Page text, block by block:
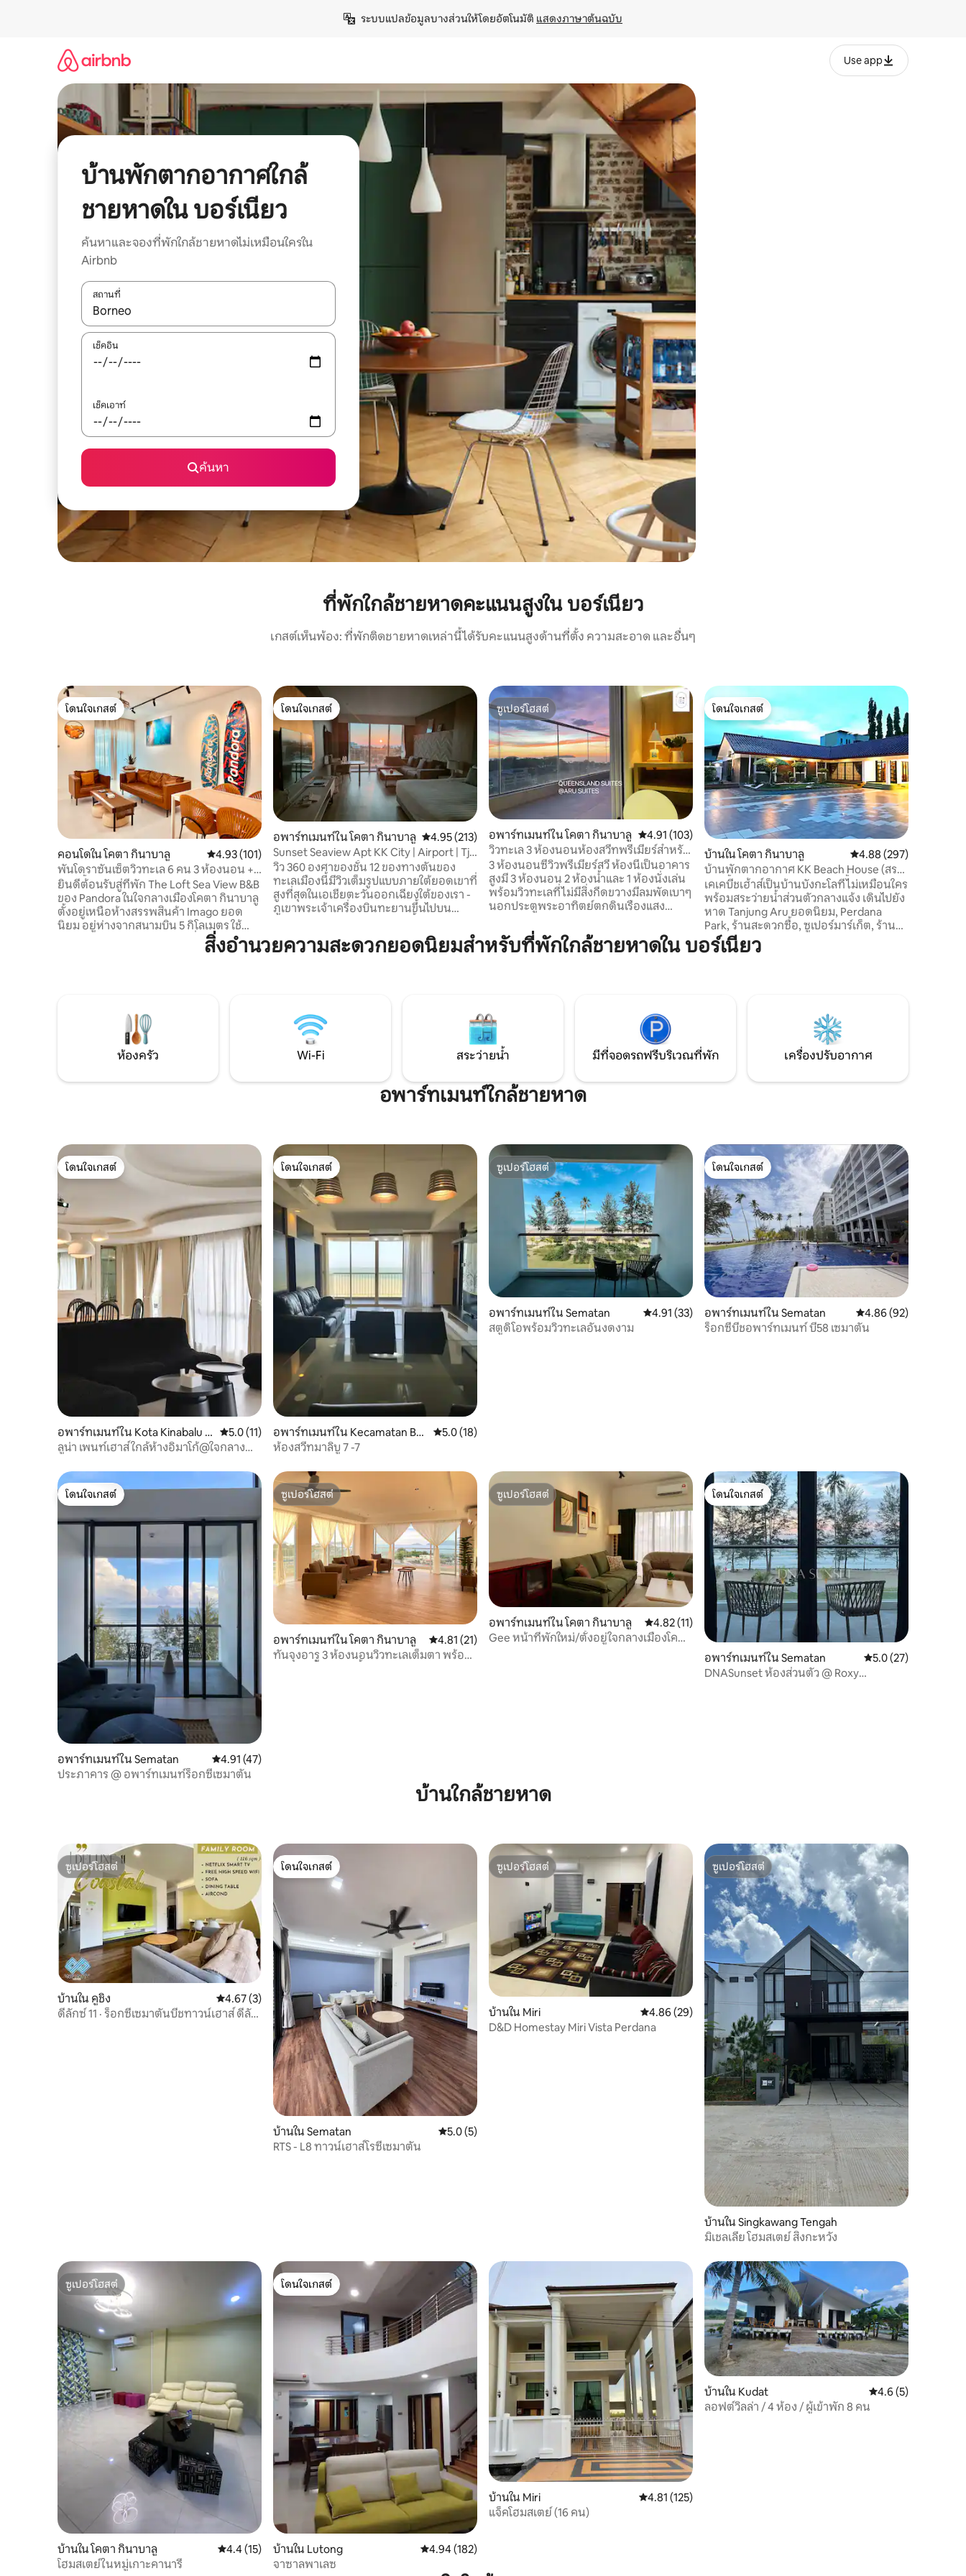
ระบบแปลข้อมูลบางส่วนให้โดยอัตโนมัติ แสดงภาษาต้นฉบับ
Use app
บ้านพักตากอากาศใกล้
ชายหาดใน บอร์เนียว
ค้นหาและจองที่พักใกล้ชายหาดไม่เหมือนใครใน
Airbnb
สถานที่
ใช้ลูกศรขึ้นลง หรือใช้การสัมผัสหรือปัด เพื่อสำรวจผลการค้นหา
เช็คอิน
เช็คเอาท์
ค้นหา
ที่พักใกล้ชายหาดคะแนนสูงใน บอร์เนียว
เกสต์เห็นพ้อง: ที่พักติดชายหาดเหล่านี้ได้รับคะแนนสูงด้านที่ตั้ง ความสะอาด และอื่นๆ
โดนใจเกสต์
โดนใจเกสต์
คอนโดใน โคตา กินาบาลู คะแนนเฉลี่ย 4.93 จาก 5, 101 รีวิว
4.93 (101)
พันโดราซันเซ็ตวิวทะเล 6 คน 3 ห้องนอน +2
ห้องน้ำ อิมาโก้เดอะลอฟท์
ยินดีต้อนรับสู่ที่พัก The Loft Sea View B&B
ของ Pandora ในใจกลางเมืองโคตา กินาบาลู
ตั้งอยู่เหนือห้างสรรพสินค้า Imago ยอด
นิยม อยู่ห่างจากสนามบิน 5 กิโลเมตร ใช้
เวลาขับรถประมาณ 10 นาที เพื่อความ
สะดวกสบาย อพาร์ทเมนท์นี้มีห้องนอน
อยู่ใจกลางเมือง มีลิฟต์ตรงไปยังศูนย์การค้า
Imago มีร้านอาหาร ร้านค้า และสถาน
บันเทิงครบครัน เป็นจุดเริ่มต้นที่ดีที่สุด
สำหรับการสำรวจอาหารท้องถิ่น ช้อปปิ้ง
และเพลิดเพลินกับชีวิต • วิวทะเลที่น่า
ส่วนกลางบนชั้น 6 ของอพาร์ทเมนท์มีห้อง
ออกกำลังกาย สระว่ายน้ำ สนาม
บาสเกตบอล และสวนลอยฟ้าที่มีสนามเด็ก
เล่นขนาดเล็ก ซึ่งสามารถใช้ได้ฟรีในช่วงเวลา
ที่เปิดให้บริการ • ความสะดวกสบายและ
ความเป็นส่วนตัว: อพาร์ทเมนท์มีเครื่องปรับ
อากาศ Wi-Fi ความเร็วสูง ทีวีจอแบน ตู้เย็น
ห้องครัวพร้อมเตาแม่เหล็กไฟฟ้าและเครื่อง
ครัว และอุปกรณ์ซักผ้า เพื่อให้การเข้าพัก
ของคุณสะดวกสบายเหมือนอยู่บ้าน การ
ออกแบบสามห้องนอนรับประกันความเป็น
ส่วนตัวของผู้เข้าพักแต่ละคน ห้องน้ำส่วนตัว
2 ห้องทำให้การเข้าพักของผู้เข้าพักหลายคน
สะดวกสบายและไร้กังวล ไม่ว่าคุณจะ
วางแผนไปดำน้ำสำรวจเกาะ หรือเพลิดเพลิน
กับช่วงเวลาสบายๆ ในใจกลางเมือง The Loft
Sea View B&B ก็เป็นตัวเลือกที่สมบูรณ์แบบ
ซึ่งคุณไม่ควรพลาด จองเลย แล้วเริ่มต้นการ
เดินทางที่น่าจดจำกับท้องทะเล!
โดนใจเกสต์
โดนใจเกสต์
อพาร์ทเมนท์ใน โคตา กินาบาลู คะแนนเฉลี่ย 4.95 จาก 5, 213 รีวิว
4.95 (213)
Sunset Seaview Apt KK City | Airport | Tj
Aru Beach
วิว 360 องศาของชั้น 12 ของทางตันของ
ทะเลเมืองนี้มีวิวเต็มรูปแบบภายใต้ยอดเขาที่
สูงที่สุดในเอเชียตะวันออกเฉียงใต้ของเรา -
ภูเขาพระเจ้าเครื่องบินทะยานขึ้นไปบน
ท้องฟ้าในสระว่ายน้ำ เหตุผลที่เจ้าของบ้าน
ชอบที่นี่คือการเดิน 15 นาทีถึงชายหาดและ
สวยงามของพระอาทิตย์ตกระดับ✅โลก 🌇
ท้องฟ้าเป็นที่รู้จักในฐานะพระอาทิตย์ตกดิน
ที่ดีที่สุดแห่งหนึ่งของโลกท้องฟ้าแสดงให้
เห็นถึงการไล่ระดับสีส้มชมพูและสีม่วงในยาม
หาดทรายละเอียดด้วยน้ำทะเลใสเหมาะ
สำหรับการเดินว่ายน้ำและพักผ่อน ✅ ใกล้
สำหรับนักท่องเที่ยวและคนท้องถิ่น ✅ มี
อาหารและตลาดกลางคืนมากมาย 🍢🍹 มี
ร้านอาหารทะเลมากมายแผงขายของริม
ถนนร้านขายของว่างให้ลิ้มลองอาหารท้อง
ถิ่นเช่นข้าวโพดคั่วสะเต๊ะน้ำผลไม้ฯลฯ ✅
เหมาะสำหรับครอบครัวคู่รักและผู้ที่ชื่นชอบ
การถ่ายภาพ 📸 ไม่ว่าคุณจะออกเดท 2 -3
คนออกไปเที่ยวกับครอบครัวหรือช่างภาพ
คุณก็จะได้ชมวิวทิวทัศน์ เราหวังว่าคุณจะมา
ถึง!ดูรูปเพิ่มเติมได้ในแพลตฟอร์มของฉัน
โปรดใช้เวลาดู
ซูเปอร์โฮสต์
ซูเปอร์โฮสต์
อพาร์ทเมนท์ใน โคตา กินาบาลู คะแนนเฉลี่ย 4.91 จาก 5, 103 รีวิว
4.91 (103)
วิวทะเล 3 ห้องนอนห้องสวีทพรีเมียร์สำหรับ
ผู้เข้าพัก 7 คน
3 ห้องนอนซีวิวพรีเมียร์สวี ห้องนี้เป็นอาคาร
สูงมี 3 ห้องนอน 2 ห้องน้ำและ 1 ห้องนั่งเล่น
พร้อมวิวทะเลที่ไม่มีสิ่งกีดขวางมีลมพัดเบาๆ
นอกประตูพระอาทิตย์ตกดินเรืองแสง
และพระอาทิตย์ตกและแสงยามเย็นก็สวย
เหมือนภาพวาดสวยงามอย่างน่าอัศจรรย์
คลายบนระเบียงรูปตัว L ที่กว้างขวาง (ไม่ใช่
หน้าต่าง) สัมผัสจังหวะและสายลมใน
มหาสมุทรที่เย็นสบายสร้างความเงียบสงบ
อย่างมีความสุขเต็มไปด้วยบรรยากาศ! วัสดุ
มาเป็นพิเศษผสมผสานกับต้นไม้สีเขียวโทน
แสงอ่อนๆและภาพวาดเป็นของตกแต่ง
(ระเบียงรูปตัว L) ประเภทเตียง: ห้องนอน
ใหญ่ (x 1 เตียงควีนไซส์, ห้องนอนที่สอง (x 1
เตียงควีนไซส์ + x 1 เตียงเดี่ยว), ห้องนอนที่
สอง (x1 เตียงควีนไซส์) จำนวนผู้เข้าพัก: 7
คน (รวมเด็ก)
โดนใจเกสต์
โดนใจเกสต์
บ้านใน โคตา กินาบาลู คะแนนเฉลี่ย 4.88 จาก 5,
4.88 (297)
บ้านพักตากอากาศ KK Beach House (สระ
ว่ายน้ำส่วนตัว) พร้อมสระว่ายน้ำส่วนตัว
เคเคบีชเฮ้าส์เป็นบ้านบังกะโลที่ไม่เหมือนใคร
พร้อมสระว่ายน้ำส่วนตัวกลางแจ้ง เดินไปยัง
หาด Tanjung Aru ยอดนิยม, Perdana
Park, ร้านสะดวกซื้อ, ซูเปอร์มาร์เก็ต, ร้าน
อาหาร, ร้านกาแฟ, อาหารจานด่วน, ร้าน
นวดและ 5 ดาว Shangri-La Tanjung Aru
ของฉันตั้งอยู่ในบ้านพักตากอากาศที่มีสระ
ว่ายน้ำส่วนตัวห่างจากชายหาด 5 นาทีบน
ถนนตันจุงของโกตากีนาบาลู . ห่างจากตัว
เมือง 15 นาที
สิ่งอำนวยความสะดวกยอดนิยมสำหรับที่พักใกล้ชายหาดใน บอร์เนียว
ห้องครัว Wi-Fi สระว่ายน้ำ มีที่จอดรถฟรีบริเวณที่พัก เครื่องปรับอากาศ
อพาร์ทเมนท์ใกล้ชายหาด
โดนใจเกสต์
โดนใจเกสต์
อพาร์ทเมนท์ใน Kota Kinabalu Di
strict
คะแนนเฉลี่ย 5.0 จาก 5, 11 รีวิว
5.0 (11)
ลูน่า เพนท์เฮาส์ ใกล้ห้างอิมาโก้@ใจกลาง
โดนใจเกสต์
โดนใจเกสต์
อพาร์ทเมนท์ใน Kecamatan Bali
kpapan Tengah
คะแนนเฉลี่ย 5.0 จาก 5, 18 รีวิว
5.0 (18)
ห้องสวีทมาลิบู 7 -7
ซูเปอร์โฮสต์
ซูเปอร์โฮสต์
อพาร์ทเมนท์ใน Sematan คะแนนเฉลี่ย 4.91 จาก 5, 33 รีวิว
4.91 (33)
สตูดิโอพร้อมวิวทะเลอันงดงาม
โดนใจเกสต์
โดนใจเกสต์
อพาร์ทเมนท์ใน Sematan คะแนนเฉลี่ย 4.86 จาก
4.86 (92)
ร็อกซี่บีชอพาร์ทเมนท์ บี58 เซมาตัน
โดนใจเกสต์
โดนใจเกสต์
อพาร์ทเมนท์ใน Sematan คะแนนเฉลี่ย 4.91 จาก 5, 47 รีวิว
4.91 (47)
ประภาคาร @ อพาร์ทเมนท์ร็อกซี่เซมาตัน
ซูเปอร์โฮสต์
ซูเปอร์โฮสต์
อพาร์ทเมนท์ใน โคตา กินาบาลู คะแนนเฉลี่ย 4.81 จาก 5, 21 รีวิว
4.81 (21)
ทันจุงอารู 3 ห้องนอนวิวทะเลเต็มตา พร้อม
ซูเปอร์โฮสต์
ซูเปอร์โฮสต์
อพาร์ทเมนท์ใน โคตา กินาบาลู คะแนนเฉลี่ย 4.82 จาก 5, 11 รีวิว
4.82 (11)
Gee หน้าที่พักใหม่/ตั้งอยู่ใจกลางเมืองโคทา
โดนใจเกสต์
โดนใจเกสต์
อพาร์ทเมนท์ใน Sematan คะแนนเฉลี่ย 5.0 จาก
5.0 (27)
DNASunset ห้องส่วนตัว @ Roxy
บ้านใกล้ชายหาด
ซูเปอร์โฮสต์
ซูเปอร์โฮสต์
บ้านใน คูชิง คะแนนเฉลี่ย 4.67 จาก 5, 3 รีวิว
4.67 (3)
ดีลักซ์ 11 · ร็อกซี่เซมาตันบีชทาวน์เฮาส์ ดีลัก
โดนใจเกสต์
โดนใจเกสต์
บ้านใน Sematan คะแนนเฉลี่ย 5.0 จาก 5, 5 รีวิว
5.0 (5)
RTS - L8 ทาวน์เฮาส์โรซี่เซมาตัน
ซูเปอร์โฮสต์
ซูเปอร์โฮสต์
บ้านใน Miri คะแนนเฉลี่ย 4.86 จาก 5, 29 รีวิว
4.86 (29)
D&D Homestay Miri Vista Perdana
ซูเปอร์โฮสต์
ซูเปอร์โฮสต์
บ้านใน Singkawang Tengah
มิเชลเลีย โฮมสเตย์ สิงกะหวัง
ซูเปอร์โฮสต์
ซูเปอร์โฮสต์
บ้านใน โคตา กินาบาลู คะแนนเฉลี่ย 4.4 จาก 5, 15 รีวิว
4.4 (15)
โฮมสเตย์ในหมู่เกาะคานารี
โดนใจเกสต์
โดนใจเกสต์
บ้านใน Lutong คะแนนเฉลี่ย 4.94 จาก 5, 182 รีวิว
4.94 (182)
จาซาลพาเลซ
บ้านใน Miri คะแนนเฉลี่ย 4.81 จาก 5, 125 รีวิว
4.81 (125)
แจ็คโฮมสเตย์ (16 คน)
บ้านใน Kudat คะแนนเฉลี่ย 4.6 จา
4.6 (5)
ลอฟต์วิลล่า / 4 ห้อง / ผู้เข้าพัก 8 คน